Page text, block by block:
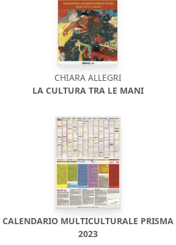
CHIARA ALLEGRI
LA CULTURA TRA LE MANI
CALENDARIO MULTICULTURALE PRISMA
2023